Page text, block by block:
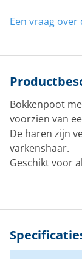
Een vraag
Bokkenpoot
voorzien van
De haren zijn
varkenshaar.
Geschikt voor